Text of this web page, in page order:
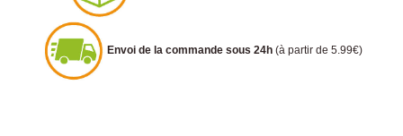
Envoi de la commande sous 24h (à partir de 5.99€)